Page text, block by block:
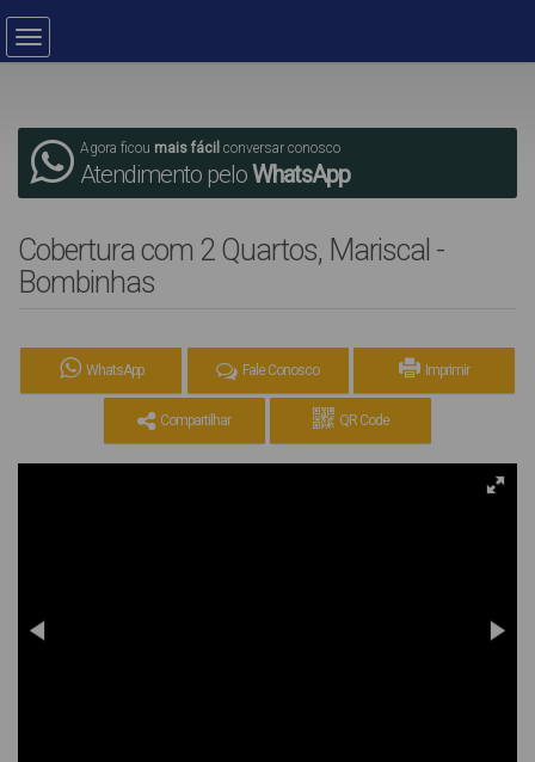
Agora ficou mais fácil conversar conosco
Atendimento peloWhatsApp
Cobertura com 2 Quartos, Mariscal -
Bombinhas
WhatsApp Fale Conosco Imprimir
Compartilhar QR Code